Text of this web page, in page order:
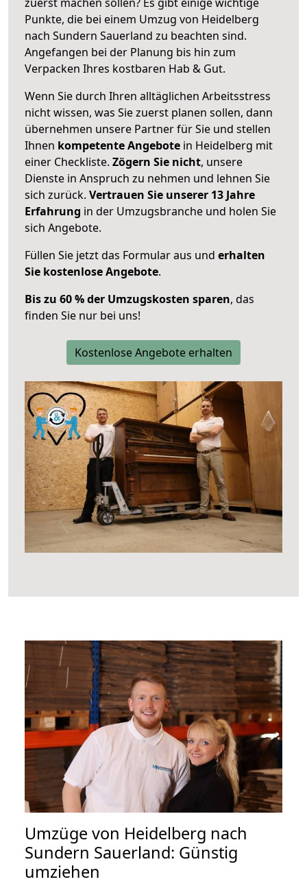
Punkte, die bei einem Umzug von Heidelberg
nach Sundern Sauerland zu beachten sind.
Angefangen bei der Planung bis hin zum
Verpacken Ihres kostbaren Hab & Gut.
Wenn Sie durch Ihren alltäglichen Arbeitsstress
nicht wissen, was Sie zuerst planen sollen, dann
übernehmen unsere Partner für Sie und stellen
Ihnen kompetente Angebote in Heidelberg mit
einer Checkliste. Zögern Sie nicht, unsere
Dienste in Anspruch zu nehmen und lehnen Sie
sich zurück. Vertrauen Sie unserer 13 Jahre
Erfahrung in der Umzugsbranche und holen Sie
sich Angebote.
Füllen Sie jetzt das Formular aus und erhalten
Sie kostenlose Angebote.
Bis zu 60 % der Umzugskosten sparen, das
finden Sie nur bei uns!
Kostenlose Angebote erhalten
Umzüge von Heidelberg nach
Sundern Sauerland: Günstig
umziehen